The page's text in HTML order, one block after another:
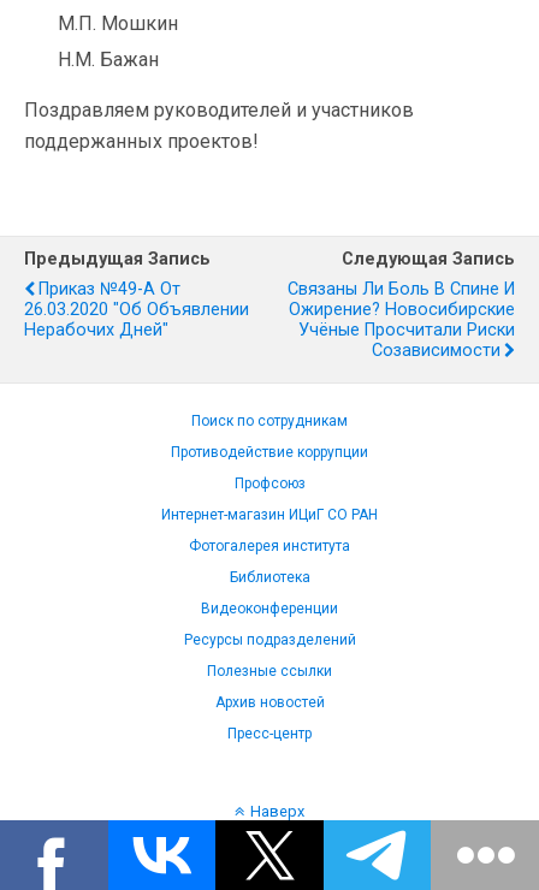
М.П. Мошкин
Н.М. Бажан
Поздравляем руководителей и участников
поддержанных проектов!
Предыдущая Запись
Приказ №49-А От
26.03.2020 "Об Объявлении
Нерабочих Дней"
Следующая Запись
Связаны Ли Боль В Спине И
Ожирение? Новосибирские
Учёные Просчитали Риски
Созависимости
Поиск по сотрудникам
Противодействие коррупции
Профсоюз
Интернет-магазин ИЦиГ СО РАН
Фотогалерея института
Библиотека
Видеоконференции
Ресурсы подразделений
Полезные ссылки
Архив новостей
Пресс-центр
Наверх